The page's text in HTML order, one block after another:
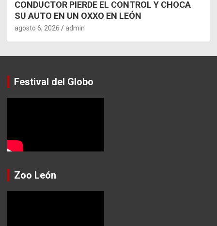
CONDUCTOR PIERDE EL CONTROL Y CHOCA
SU AUTO EN UN OXXO EN LEÓN
agosto 6, 2026 admin
Festival del Globo
Zoo León